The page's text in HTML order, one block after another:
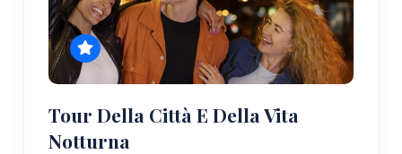
Tour Della Città E Della Vita
Notturna